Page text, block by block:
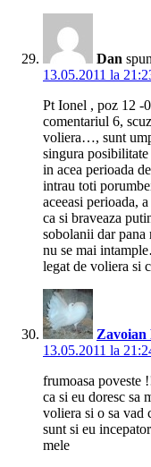
Dan
13.05.2011 la
Pt Ionel , poz 12 -
comentariul 6,
voliera…, sunt
singura
in acea perioada
intrau toti
aceeasi perioada,
ca si braveaza
sobolanii dar pana
nu se mai
legat de voliera si
Zavoian
13.05.2011 la
frumoasa poveste
ca si eu doresc sa
voliera si o sa vad
sunt si eu
mele